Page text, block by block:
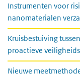
Instrumenten voor
nanomaterialen
Kruisbestuiving
proactieve
Nieuwe